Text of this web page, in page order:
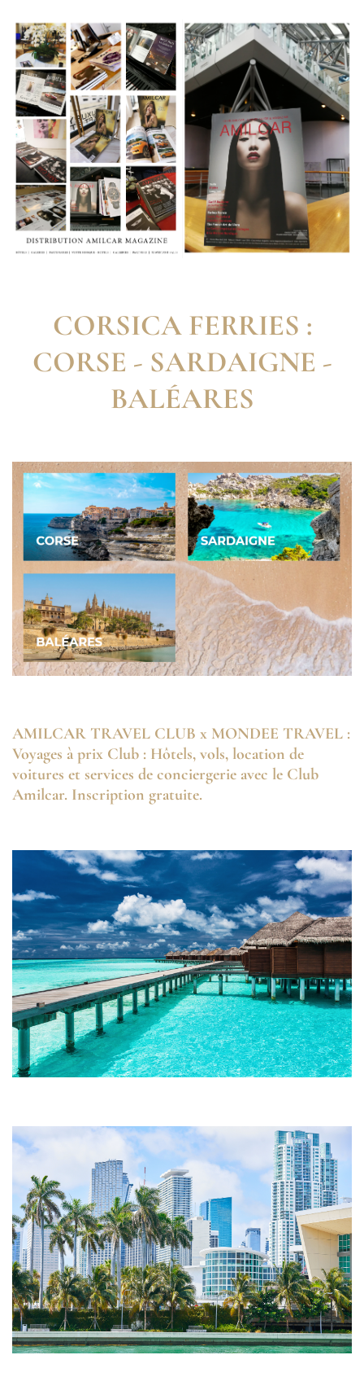
CORSICA FERRIES :
CORSE - SARDAIGNE -
BALÉARES
AMILCAR TRAVEL CLUB x MONDEE TRAVEL :
Voyages à prix Club : Hôtels, vols, location de
voitures et services de conciergerie avec le Club
Amilcar. Inscription gratuite.